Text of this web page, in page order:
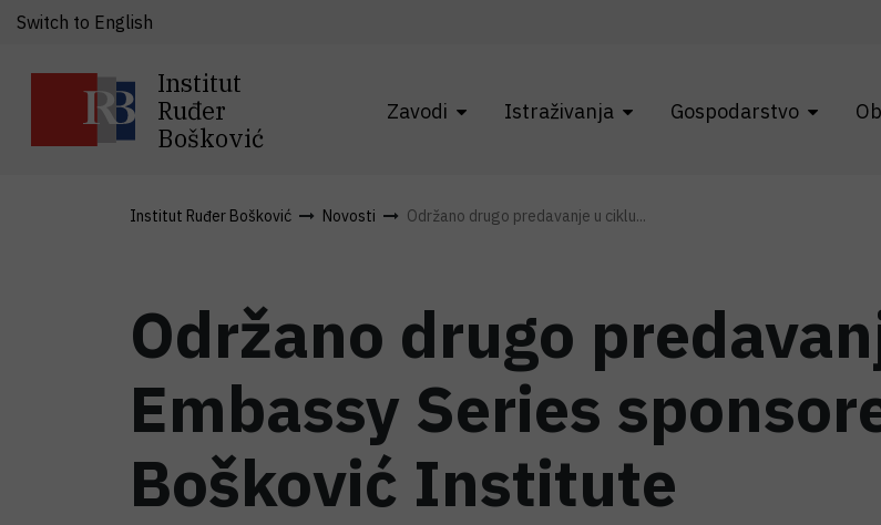
Institut
Ruđer
Bošković
Zavodi Istraživanja Gospodarstvo
Switch to English
Institut Ruđer Bošković Novosti Održano drugo predavanje u ciklu...
Održano drugo
Embassy Series
Bošković Institute